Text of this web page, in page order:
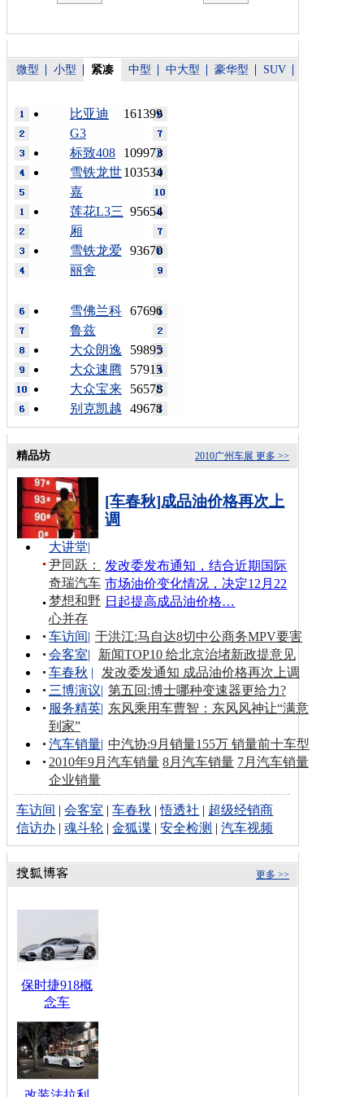
微型 小型 紧凑 中型 中大型 豪华型 SUV
161399
比亚迪
G3
109973
标致408
103534
雪铁龙世
嘉
95654
莲花L3三
厢
93670
雪铁龙爱
丽舍
67696
雪佛兰科
鲁兹
59895
大众朗逸
57915
大众速腾
56578
大众宝来
49678
别克凯越
更多 >>
2010广州车展
精品坊
[车春秋]成品油价格再次上
调
发改委发布通知，结合近期国际
市场油价变化情况，决定12月22
日起提高成品油价格…
大讲堂|
尹同跃：
奇瑞汽车
梦想和野
心并存
车访间| 于洪江:马自达8切中公商务MPV要害
会客室|
新闻TOP10 给北京治堵新政提意见
车春秋 |
发改委发通知 成品油价格再次上调
三博演议| 第五回:博士哪种变速器更给力?
服务精英| 东风乘用车曹智：东风风神让“满意
到家”
汽车销量| 中汽协:9月销量155万 销量前十车型
2010年9月汽车销量 8月汽车销量 7月汽车销量
企业销量
车访间 |会客室 |车春秋 |悟透社 | 超级经销商
信访办 |魂斗轮 |金狐谍 |安全检测 |汽车视频
更多 >>
保时捷918概
念车